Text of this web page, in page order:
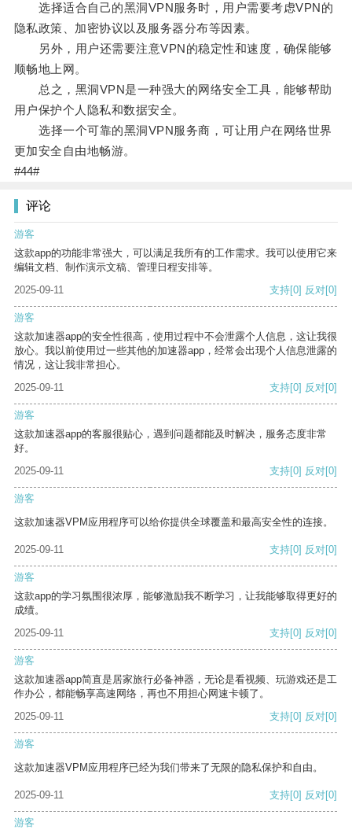
选择适合自己的黑洞VPN服务时，用户需要考虑VPN的
隐私政策、加密协议以及服务器分布等因素。
另外，用户还需要注意VPN的稳定性和速度，确保能够
顺畅地上网。
总之，黑洞VPN是一种强大的网络安全工具，能够帮助
用户保护个人隐私和数据安全。
选择一个可靠的黑洞VPN服务商，可让用户在网络世界
更加安全自由地畅游。
#44#
评论
游客
这款app的功能非常强大，可以满足我所有的工作需求。我可以使用它来
编辑文档、制作演示文稿、管理日程安排等。
2025-09-11
支持[0] 反对[0]
游客
这款加速器app的安全性很高，使用过程中不会泄露个人信息，这让我很
放心。我以前使用过一些其他的加速器app，经常会出现个人信息泄露的
情况，这让我非常担心。
2025-09-11
支持[0] 反对[0]
游客
这款加速器app的客服很贴心，遇到问题都能及时解决，服务态度非常
好。
2025-09-11
支持[0] 反对[0]
游客
这款加速器VPM应用程序可以给你提供全球覆盖和最高安全性的连接。
2025-09-11 支持[0] 反对[0]
游客
这款app的学习氛围很浓厚，能够激励我不断学习，让我能够取得更好的
成绩。
2025-09-11
支持[0] 反对[0]
游客
这款加速器app简直是居家旅行必备神器，无论是看视频、玩游戏还是工
作办公，都能畅享高速网络，再也不用担心网速卡顿了。
2025-09-11
支持[0] 反对[0]
游客
这款加速器VPM应用程序已经为我们带来了无限的隐私保护和自由。
2025-09-11 支持[0] 反对[0]
游客